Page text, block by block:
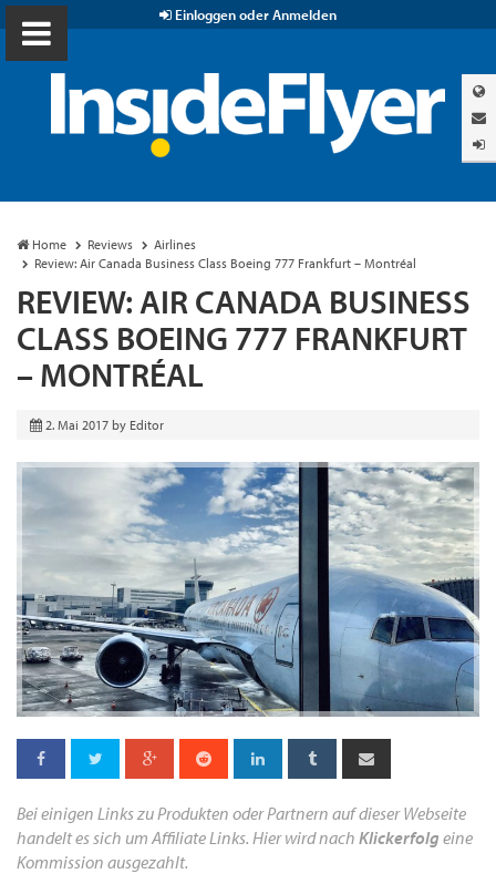
Einloggen oder Anmelden
Home Reviews
Airlines
Review: Air Canada Business Class Boeing 777 Frankfurt – Montréal
REVIEW: AIR CANADA BUSINESS
CLASS BOEING 777 FRANKFURT
– MONTRÉAL
2. Mai 2017 by Editor
Bei einigen Links zu Produkten oder Partnern auf dieser Webseite
handelt es sich um Affiliate Links. Hier wird nach Klickerfolg eine
Kommission ausgezahlt.